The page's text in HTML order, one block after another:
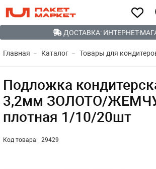
ДОСТАВКА: ИНТЕРНЕТ-
Главная Каталог Товары для
Подложка
3,2мм ЗОЛОТО/
плотная 1/10/20шт
Код товара: 29429